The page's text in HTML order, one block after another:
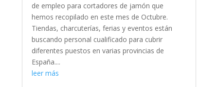
de empleo para cortadores de jamón que
hemos recopilado en este mes de Octubre.
Tiendas, charcuterías, ferias y eventos están
buscando personal cualificado para cubrir
diferentes puestos en varias provincias de
España....
leer más